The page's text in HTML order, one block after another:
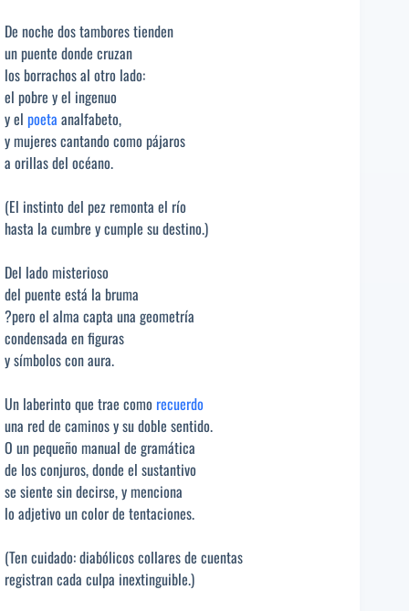
De noche dos tambores tienden
un puente donde cruzan
los borrachos al otro lado:
el pobre y el ingenuo
y el poeta analfabeto,
y mujeres cantando como pájaros
a orillas del océano.
(El instinto del pez remonta el río
hasta la cumbre y cumple su destino.)
Del lado misterioso
del puente está la bruma
?pero el alma capta una geometría
condensada en figuras
y símbolos con aura.
Un laberinto que trae como recuerdo
una red de caminos y su doble sentido.
O un pequeño manual de gramática
de los conjuros, donde el sustantivo
se siente sin decirse, y menciona
lo adjetivo un color de tentaciones.
(Ten cuidado: diabólicos collares de cuentas
registran cada culpa inextinguible.)